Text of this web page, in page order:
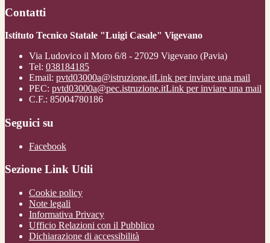
Contatti
Istituto Tecnico Statale "Luigi Casale" Vigevano
Via Ludovico il Moro 6/8 - 27029 Vigevano (Pavia)
Tel: 038184185
Email: pvtd03000a@istruzione.itLink per inviare una mail
PEC: pvtd03000a@pec.istruzione.itLink per inviare una mail
C.F.: 85004780186
Seguici su
Facebook
Sezione Link Utili
Cookie policy
Note legali
Informativa Privacy
Ufficio Relazioni con il Pubblico
Dichiarazione di accessibilità